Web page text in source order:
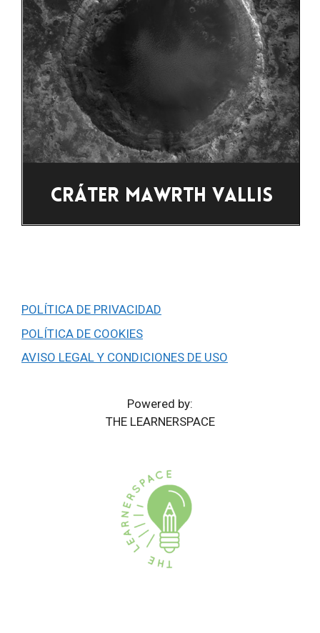
POLÍTICA DE PRIVACIDAD
POLÍTICA DE COOKIES
AVISO LEGAL Y CONDICIONES DE USO
Powered by:
THE LEARNERSPACE